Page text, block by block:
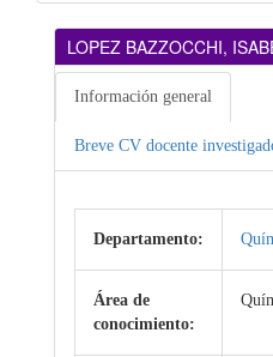
LOPEZ BAZZOCCHI,
Información general
Breve CV docente
Departamento:
Área de
conocimiento: